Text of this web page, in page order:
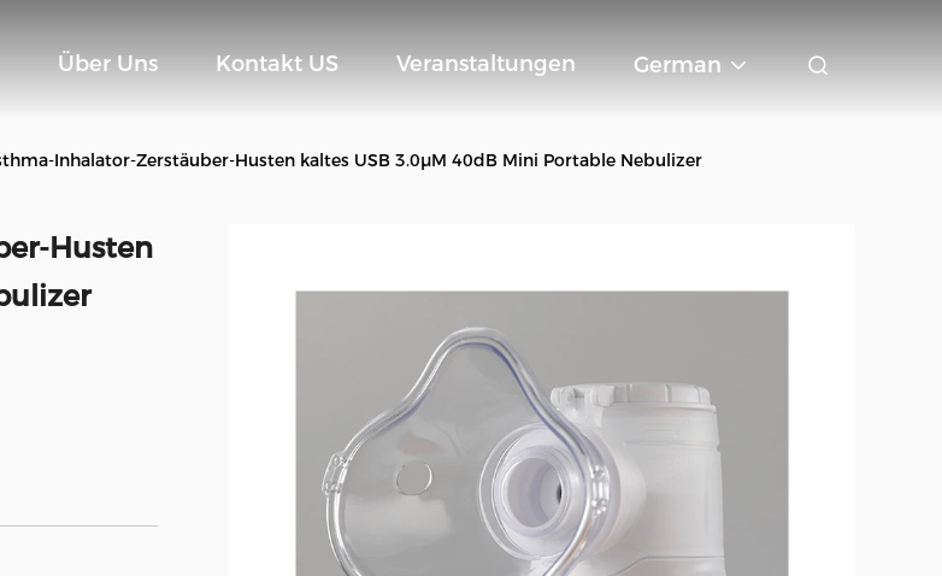
Über Uns Kontakt US Veranstaltungen German
Inhalator-Zerstäuber-Husten kaltes USB 3.0μM 40dB Mini Portable Nebulizer
Husten